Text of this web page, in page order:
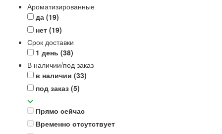
Ароматизированные
да (19)
нет (19)
Срок доставки
1 день (38)
В наличии/под заказ
в наличии (33)
под заказ (5)
Прямо сейчас
Временно отсутствует